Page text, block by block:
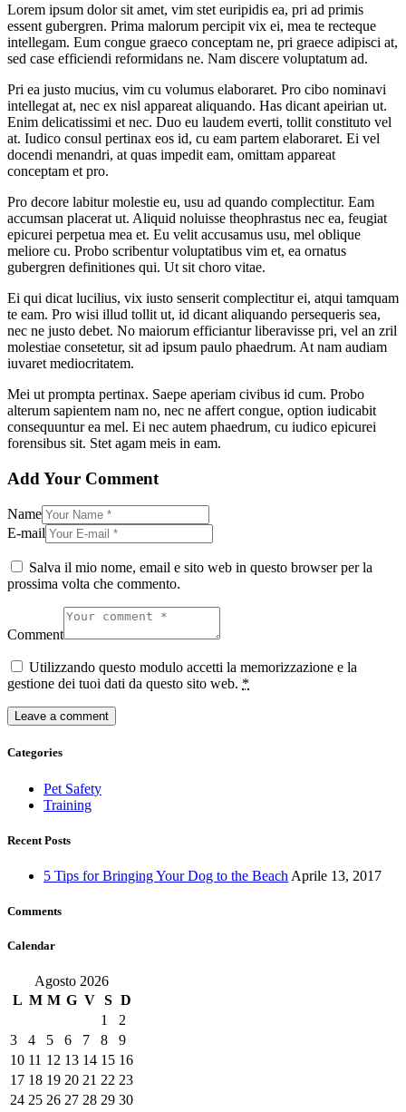
Lorem ipsum dolor sit amet, vim stet euripidis ea, pri ad primis
essent gubergren. Prima malorum percipit vix ei, mea te recteque
intellegam. Eum congue graeco conceptam ne, pri graece adipisci at,
sed case efficiendi reformidans ne. Nam discere voluptatum ad.
Pri ea justo mucius, vim cu volumus elaboraret. Pro cibo nominavi
intellegat at, nec ex nisl appareat aliquando. Has dicant apeirian ut.
Enim delicatissimi et nec. Duo eu laudem everti, tollit constituto vel
at. Iudico consul pertinax eos id, cu eam partem elaboraret. Ei vel
docendi menandri, at quas impedit eam, omittam appareat
conceptam et pro.
Pro decore labitur molestie eu, usu ad quando complectitur. Eam
accumsan placerat ut. Aliquid noluisse theophrastus nec ea, feugiat
epicurei perpetua mea et. Eu velit accusamus usu, mel oblique
meliore cu. Probo scribentur voluptatibus vim et, ea ornatus
gubergren definitiones qui. Ut sit choro vitae.
Ei qui dicat lucilius, vix iusto senserit complectitur ei, atqui tamquam
te eam. Pro wisi illud tollit ut, id dicant aliquando persequeris sea,
nec ne justo debet. No maiorum efficiantur liberavisse pri, vel an zril
molestiae consetetur, sit ad ipsum paulo phaedrum. At nam audiam
iuvaret mediocritatem.
Mei ut prompta pertinax. Saepe aperiam civibus id cum. Probo
alterum sapientem nam no, nec ne affert congue, option iudicabit
consequuntur ea mel. Ei nec autem phaedrum, cu iudico epicurei
forensibus sit. Stet agam meis in eam.
Add Your Comment
Name
E-mail
Salva il mio nome, email e sito web in questo browser per la
prossima volta che commento.
Comment
Utilizzando questo modulo accetti la memorizzazione e la
gestione dei tuoi dati da questo sito web. *
Categories
Pet Safety
Training
Recent Posts
5 Tips for Bringing Your Dog to the Beach Aprile 13, 2017
Comments
Calendar
Agosto 2026
L M M G V S D
1
2
3
4 5 6 7 8
9
10 11 12 13 14 15 16
17 18 19 20 21 22 23
24 25 26 27 28 29 30